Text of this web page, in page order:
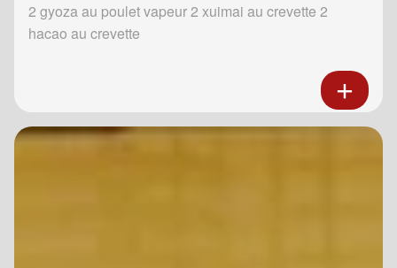
2 gyoza au poulet vapeur 2 xuimai au crevette 2
hacao au crevette